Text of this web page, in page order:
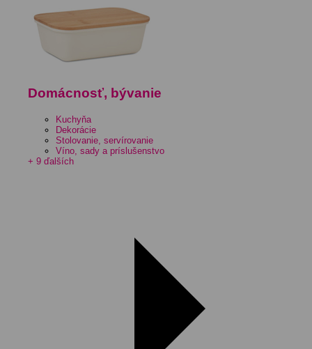
Domácnosť, bývanie
Kuchyňa
Dekorácie
Stolovanie, servírovanie
Víno, sady a príslušenstvo
+ 9 ďalších